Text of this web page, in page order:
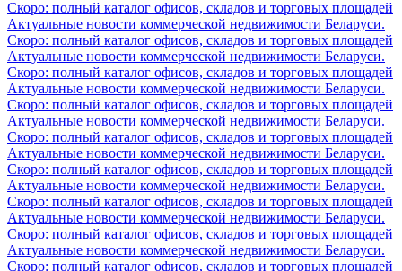
Скоро: полный каталог офисов, складов и торговых площадей
Актуальные новости коммерческой недвижимости Беларуси.
Скоро: полный каталог офисов, складов и торговых площадей
Актуальные новости коммерческой недвижимости Беларуси.
Скоро: полный каталог офисов, складов и торговых площадей
Актуальные новости коммерческой недвижимости Беларуси.
Скоро: полный каталог офисов, складов и торговых площадей
Актуальные новости коммерческой недвижимости Беларуси.
Скоро: полный каталог офисов, складов и торговых площадей
Актуальные новости коммерческой недвижимости Беларуси.
Скоро: полный каталог офисов, складов и торговых площадей
Актуальные новости коммерческой недвижимости Беларуси.
Скоро: полный каталог офисов, складов и торговых площадей
Актуальные новости коммерческой недвижимости Беларуси.
Скоро: полный каталог офисов, складов и торговых площадей
Актуальные новости коммерческой недвижимости Беларуси.
Скоро: полный каталог офисов, складов и торговых площадей